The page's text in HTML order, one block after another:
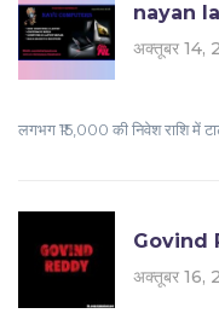
nayan
अक्तूबर 14,
लगभग ₹15,000 की निवेश राशि में
Govind
अक्तूबर 16,